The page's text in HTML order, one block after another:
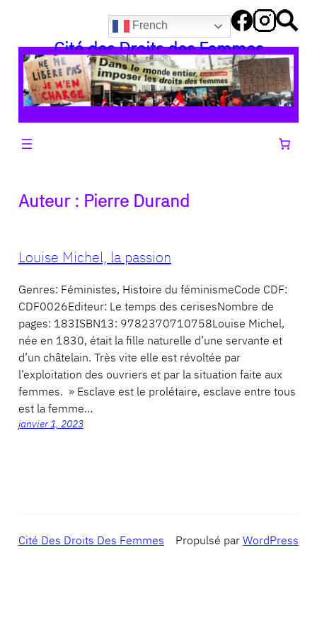
contenu
French
Cité des Droits des Femmes
Auteur : Pierre Durand
Louise Michel, la passion
Genres: Féministes, Histoire du féminismeCode CDF:
CDF0026Editeur: Le temps des cerisesNombre de
pages: 183ISBN13: 9782370710758Louise Michel,
née en 1830, était la fille naturelle d’une servante et
d’un châtelain. Très vite elle est révoltée par
l’exploitation des ouvriers et par la situation faite aux
femmes. » Esclave est le prolétaire, esclave entre tous
est la femme…
janvier 1, 2023
Cité Des Droits Des Femmes Propulsé parWordPress